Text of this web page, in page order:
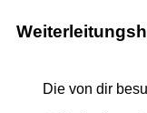
Die von dir